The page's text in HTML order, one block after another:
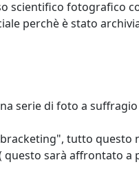
scientifico fotografico
perchè è stato
serie di foto a
tutto questo
questo sarà affrontato